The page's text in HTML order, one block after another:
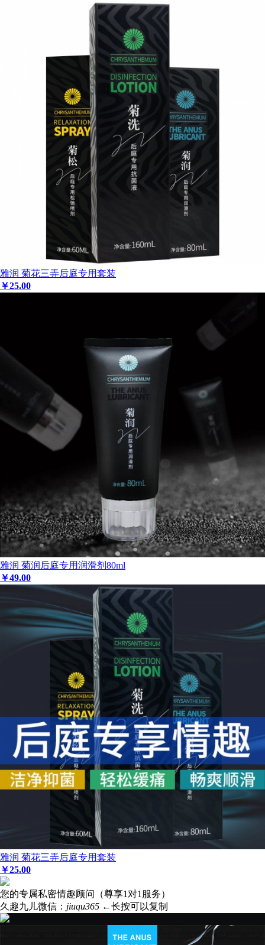
雅润 菊花三弄后庭专用套装
￥25.00
雅润 菊润后庭专用润滑剂80ml
￥49.00
雅润 菊花三弄后庭专用套装
￥25.00
您的专属私密情趣顾问（尊享1对1服务）
久趣九儿微信： jiuqu365 ←长按可以复制